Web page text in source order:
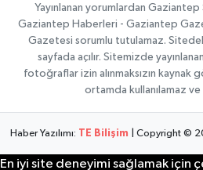
Yayınlanan yorumlardan
Gaziantep Haberleri - Gaziantep
Gazetesi sorumlu tutulamaz.
sayfada açılır. Sitemizde
fotoğraflar izin alınmaksızın kaynak
ortamda kullanılamaz ve
Haber Yazılımı: TE Bilişim | Copyright ©
En iyi site deneyimi sağlamak için